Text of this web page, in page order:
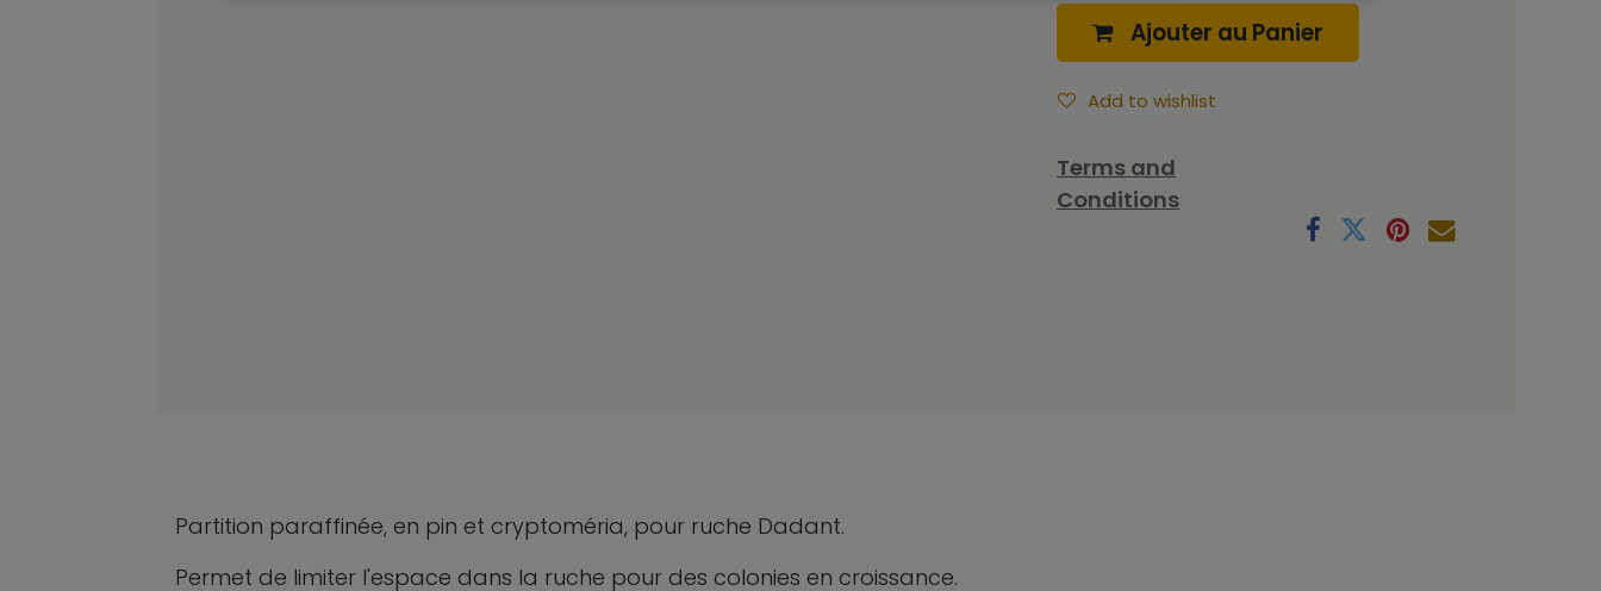
Ajouter au Panier
Add to wishlist
Terms and
Conditions
Partition paraffinée, en pin et cryptoméria, pour ruche Dadant.
Permet de limiter l'espace dans la ruche pour des colonies en croissance.